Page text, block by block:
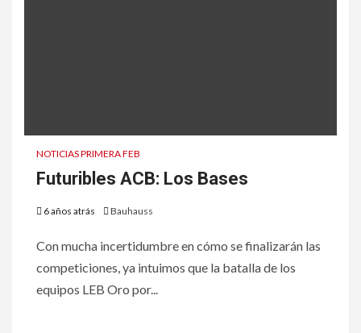
NOTICIAS PRIMERA FEB
Futuribles ACB: Los Bases
6 años atrás Bauhauss
Con mucha incertidumbre en cómo se finalizarán las
competiciones, ya intuimos que la batalla de los
equipos LEB Oro por...